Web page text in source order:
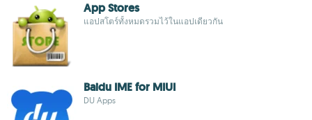
App Stores
แอปสโตร์ทั้งหมดรวมไว้ในแอปเดียวกัน
Baidu IME for MIUI
DU Apps